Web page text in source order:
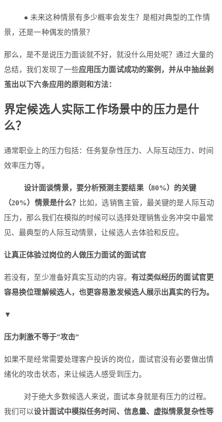
● 未来这种情景有多少概率会发生？是相对典型的工作情
景，还是一种偶发的情景？
那么，是不是说压力面谈就不好，就没什么用处呢？通过大量的
总结，我们发现了一些应用压力面试成功的案例，并从中抽丝剥
茧出以下六条应用的原则和方法：
界定候选人实际工作场景中的压力是什
么？
通常职业上的压力包括：任务复杂性压力、人际互动压力、时间
效率压力等。
设计面谈情景，要分析预测主要结果（80%）的关键
（20%）情景是什么？
比如，选销售主管，最关键的是人际互动
压力，那么我们在模拟的时候可以选择处理销售业务冲突中最常
见、最典型的人际互动情景，让候选人去体验和反应。
让真正体验过岗位的人做压力面试的面试官
若没有，至少准备好真实互动的内容。 有过类似经历的面试官更
容易换位理解候选人，也更容易激发候选人展示出真实的行为。
▼
压力刺激不等于”攻击”
如果不是经常需要处理客户投诉的岗位，面试官没有必要做出情
绪化的攻击状态，来让候选人感受到压力。
对于绝大多数候选人来说，面试本身就是有压力的过程。
我们可以设计面试中模拟任务时间、信息量、虚拟情景复杂性等